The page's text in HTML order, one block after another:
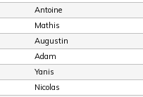
Antoine
Mathis
Augustin
Adam
Yanis
Nicolas